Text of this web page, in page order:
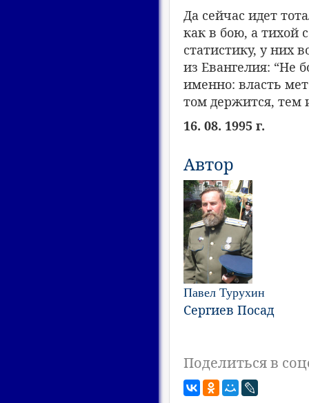
Да сейчас идет
как в бою, а тихой
статистику, у них
из Евангелия: “Не
именно: власть
том держится, тем
16. 08. 1995 г.
Автор
Павел Турухин
Сергиев Посад
Поделиться в